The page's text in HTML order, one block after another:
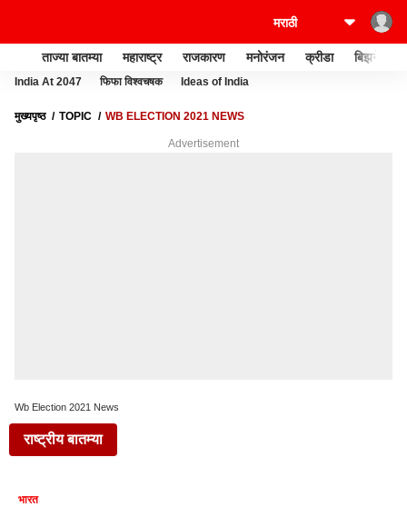
ताज्या बातम्या महाराष्ट्र राजकारण मनोरंजन क्रीडा बिझनेस
India At 2047 फिफा विश्वचषक Ideas of India
मुख्यपृष्ठ TOPIC WB ELECTION 2021 NEWS
Advertisement
Wb Election 2021 News
राष्ट्रीय बातम्या
भारत